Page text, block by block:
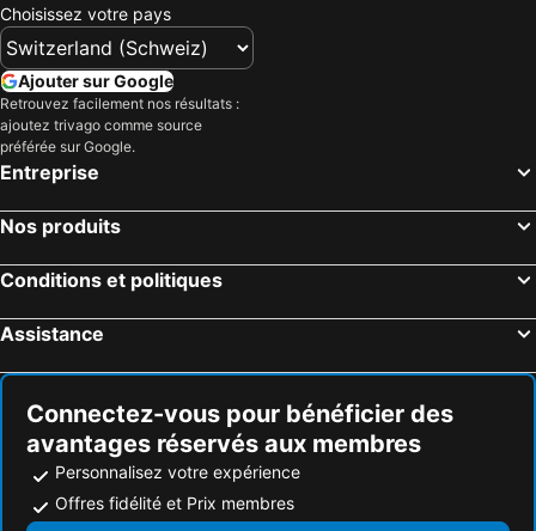
Hôtels Grèce
Hôtels Algarve
Hôtels Valais
Hôtels Île de Rhodes
Hôtels Djerba
Choisissez votre pays
Ajouter sur Google
Retrouvez facilement nos résultats :
ajoutez trivago comme source
préférée sur Google.
Entreprise
Nos produits
Conditions et politiques
Assistance
Connectez-vous pour bénéficier des
avantages réservés aux membres
Personnalisez votre expérience
Offres fidélité et Prix membres